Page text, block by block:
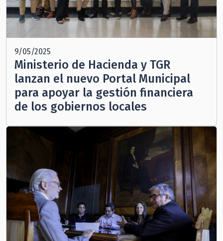
9/05/2025
Ministerio de Hacienda y TGR
lanzan el nuevo Portal Municipal
para apoyar la gestión financiera
de los gobiernos locales